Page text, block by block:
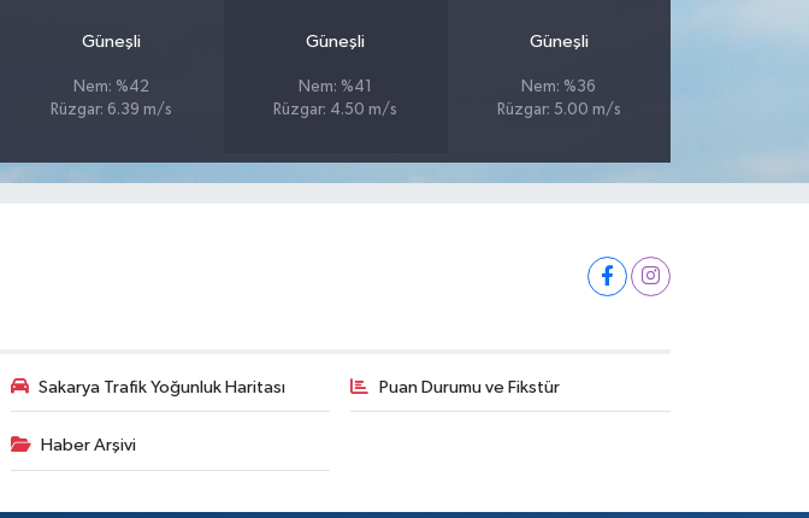
Güneşli
Nem: %42
Rüzgar: 6.39 m/s
Güneşli
Nem: %41
Rüzgar: 4.50 m/s
Güneşli
Nem: %36
Rüzgar: 5.00 m/s
Sakarya Trafik Yoğunluk Haritası Puan Durumu ve Fikstür
Haber Arşivi